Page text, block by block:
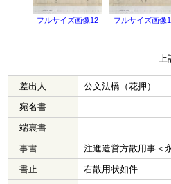
フルサイズ画像12 フルサイズ画像
上
差出人
公文法橋（花押）
宛名書
端裏書
事書
注進造営方散用事＜
書止
右散用状如件